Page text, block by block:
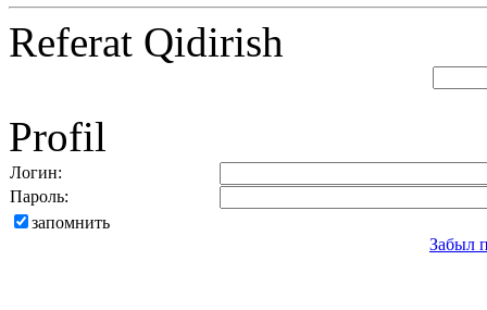
Referat Qidirish
Profil
Логин:
Пароль:
запомнить
Забыл